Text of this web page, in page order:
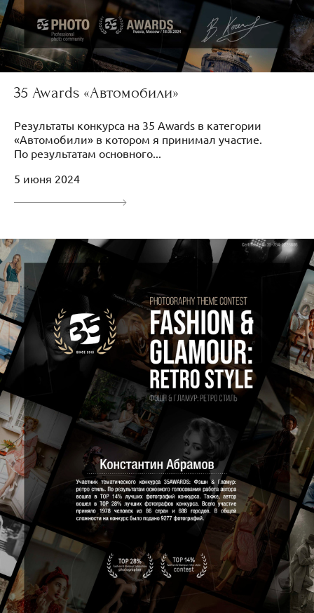
35 Awards «Автомобили»
Результаты конкурса на 35 Awards в категории
«Автомобили» в котором я принимал участие.
По результатам основного...
5 июня 2024